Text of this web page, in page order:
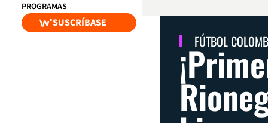
PROGRAMAS
SUSCRÍBASE
FÚTBOL